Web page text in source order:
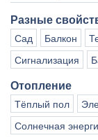
Разные
Сад Балкон
Сигнализация
Отопление
Тёплый пол
Солнечная